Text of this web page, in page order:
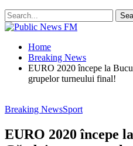
Home
Breaking News
EURO 2020 începe la
grupelor turneului final!
Breaking NewsSport
EURO 2020 începe